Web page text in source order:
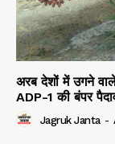
अरब देशों में उगने
ADP-1 की बंपर
Jagruk Janta -